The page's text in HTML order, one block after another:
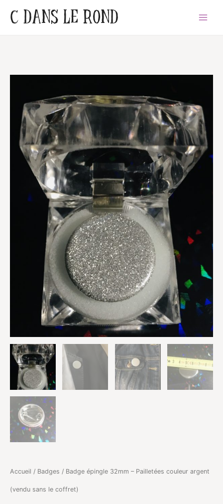
AllerC DANS LE ROND
Accueil / Badges / Badge épingle 32mm – Pailletées couleur argent
(vendu sans le coffret)